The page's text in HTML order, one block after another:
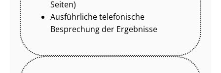
Seiten)
Ausführliche telefonische
Besprechung der Ergebnisse